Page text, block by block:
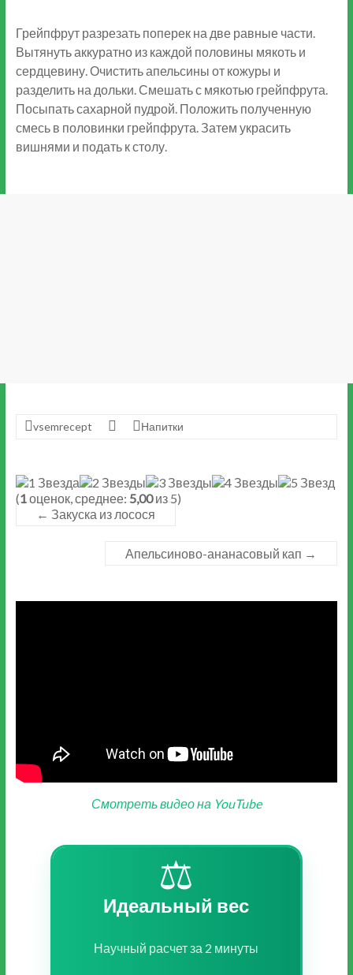
Грейпфрут разрезать поперек на две равные части.
Вытянуть аккуратно из каждой половины мякоть и
сердцевину. Очистить апельсины от кожуры и
разделить на дольки. Смешать с мякотью грейпфрута.
Посыпать сахарной пудрой. Положить полученную
смесь в половинки грейпфрута. Затем украсить
вишнями и подать к столу.
vsemrecept Напитки
(1оценок, среднее: 5,00из 5)
← Закуска из лосося
Апельсиново-ананасовый кап →
Смотреть видео на YouTube
⚖️
Идеальный вес
Научный расчет за 2 минуты